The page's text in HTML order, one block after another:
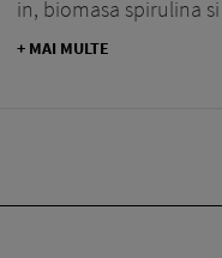
in, biomasa spirulina
+ MAI MULTE